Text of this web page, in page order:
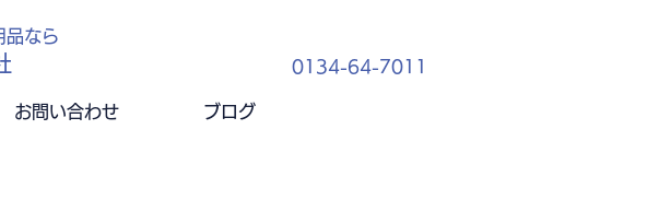
なら
0134-64-7011
お問い合わせ ブログ